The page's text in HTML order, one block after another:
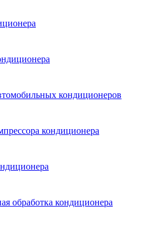
кондиционеров
кондиционера
обработка кондиционера